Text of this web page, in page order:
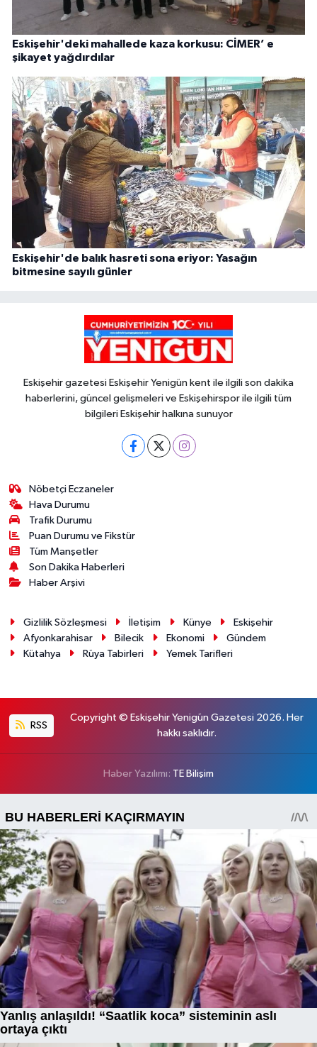
Eskişehir'deki mahallede kaza korkusu: CİMER’ e
şikayet yağdırdılar
Eskişehir'de balık hasreti sona eriyor: Yasağın
bitmesine sayılı günler
Eskişehir gazetesi Eskişehir Yenigün kent ile ilgili son dakika
haberlerini, güncel gelişmeleri ve Eskişehirspor ile ilgili tüm
bilgileri Eskişehir halkına sunuyor
Nöbetçi Eczaneler
Hava Durumu
Trafik Durumu
Puan Durumu ve Fikstür
Tüm Manşetler
Son Dakika Haberleri
Haber Arşivi
Gizlilik Sözleşmesi İletişim Künye
Eskişehir
Afyonkarahisar
Bilecik Ekonomi
Gündem
Kütahya
Rüya Tabirleri Yemek Tarifleri
RSS
Copyright © Eskişehir Yenigün Gazetesi 2026. Her
hakkı saklıdır.
Haber Yazılımı: TE Bilişim